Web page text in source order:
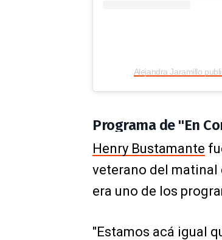
Programa de "En
Henry Bustamante
veterano del matinal
era uno de los
"Estamos acá igual